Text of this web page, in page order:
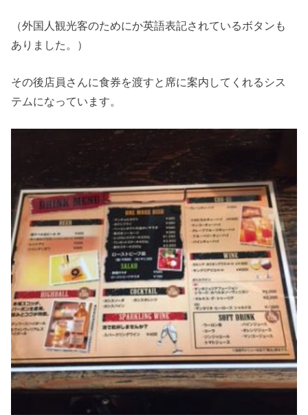
（外国人観光客のためにか英語表記されているボタンも
ありました。）
その後店員さんに食券を渡すと席に案内してくれるシス
テムになっています。